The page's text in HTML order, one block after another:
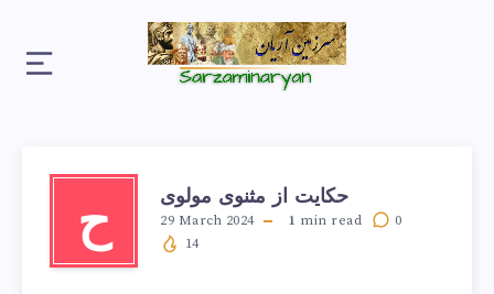
ح
حکایت از مثنوی مولوی
29 March 2024 1 min read
0
14